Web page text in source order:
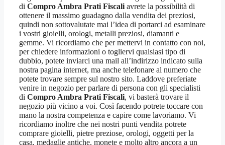
di Compro Ambra Prati Fiscaliavrete la possibilità di
ottenere il massimo guadagno dalla vendita dei preziosi,
quindi non sottovalutate mai l’idea di portarci ad esaminare
i vostri gioielli, orologi, metalli preziosi, diamanti e
gemme. Vi ricordiamo che per mettervi in contatto con noi,
per chiedere informazioni o togliervi qualsiasi tipo di
dubbio, potete inviarci una mail all’indirizzo indicato sulla
nostra pagina internet, ma anche telefonare al numero che
potete trovare sempre sul nostro sito. Laddove preferiate
venire in negozio per parlare di persona con gli specialisti
di Compro Ambra Prati Fiscali, vi basterà trovare il
negozio più vicino a voi. Così facendo potrete toccare con
mano la nostra competenza e capire come lavoriamo. Vi
ricordiamo inoltre che nei nostri punti vendita potrete
comprare gioielli, pietre preziose, orologi, oggetti per la
casa, medaglie antiche, monete e molto altro ancora a un